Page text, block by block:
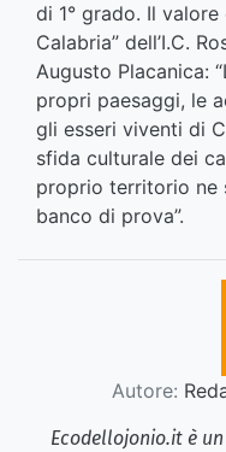
di 1° grado. Il
Calabria” dell’I.C.
Augusto Placanica:
propri paesaggi, le
gli esseri viventi di
sfida culturale dei
proprio territorio ne
banco di prova”.
Autore:
Ecodellojonio.it è